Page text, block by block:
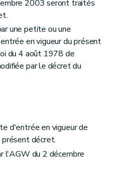
2003 seront traités
une petite ou une
en vigueur du présent
du 4 août 1978 de
par le décret du
d'entrée en vigueur de
présent décret.
l'AGW du 2 décembre